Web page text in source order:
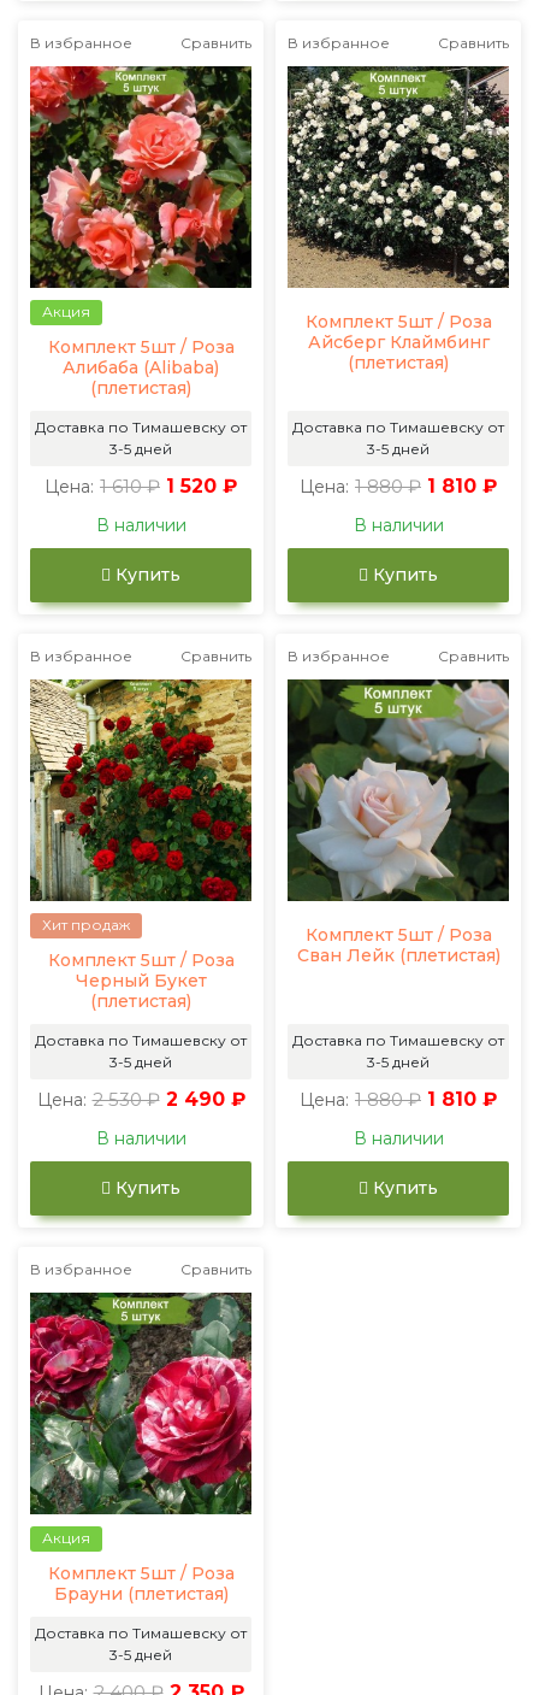
В избранное Сравнить
Акция
Комплект 5шт / Роза
Алибаба (Alibaba)
(плетистая)
Доставка по Тимашевску от
3-5 дней
Цена: 1 610 ₽ 1 520 ₽
В наличии
Купить
В избранное Сравнить
Комплект 5шт / Роза
Айсберг Клаймбинг
(плетистая)
Доставка по Тимашевску от
3-5 дней
Цена: 1 880 ₽ 1 810 ₽
В наличии
Купить
В избранное Сравнить
Хит продаж
Комплект 5шт / Роза
Черный Букет
(плетистая)
Доставка по Тимашевску от
3-5 дней
Цена: 2 530 ₽ 2 490 ₽
В наличии
Купить
В избранное Сравнить
Комплект 5шт / Роза
Сван Лейк (плетистая)
Доставка по Тимашевску от
3-5 дней
Цена: 1 880 ₽ 1 810 ₽
В наличии
Купить
В избранное Сравнить
Акция
Комплект 5шт / Роза
Брауни (плетистая)
Доставка по Тимашевску от
3-5 дней